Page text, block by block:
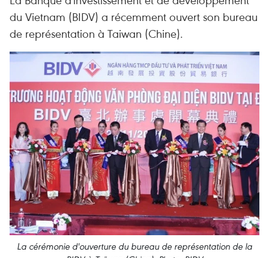
du Vietnam (BIDV) a récemment ouvert son bureau
de représentation à Taiwan (Chine).
La cérémonie d'ouverture du bureau de représentation de la